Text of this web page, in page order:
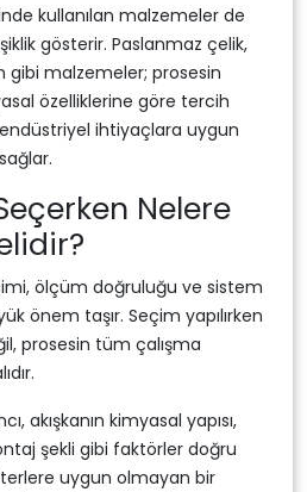
kullanılan malzemeler de
gösterir. Paslanmaz çelik,
malzemeler; prosesin
özelliklerine göre tercih
endüstriyel ihtiyaçlara uygun
Nelere
ölçüm doğruluğu ve sistem
önem taşır. Seçim yapılırken
prosesin tüm çalışma
akışkanın kimyasal yapısı,
şekli gibi faktörler doğru
uygun olmayan bir